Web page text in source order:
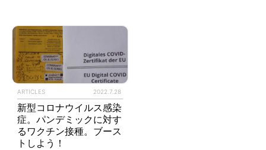
TAGS PEOPLE
ARTICLES 2022.7.28
新型コロナウイルス感染
症。パンデミックに対す
るワクチン接種。ブース
トしよう！